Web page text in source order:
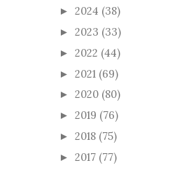
► 2024 (38)
► 2023 (33)
► 2022 (44)
► 2021 (69)
► 2020 (80)
► 2019 (76)
► 2018 (75)
► 2017 (77)